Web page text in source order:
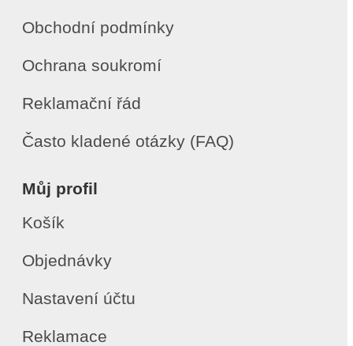
Obchodní podmínky
Ochrana soukromí
Reklamační řád
Často kladené otázky (FAQ)
Můj profil
Košík
Objednávky
Nastavení účtu
Reklamace